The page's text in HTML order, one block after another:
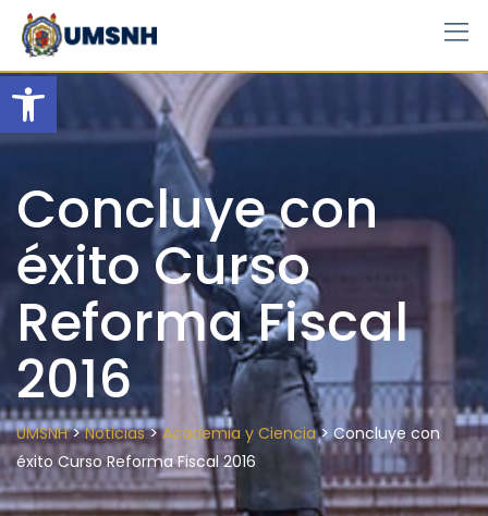
Open toolbar
Skip
content
Concluye con
éxito Curso
Reforma Fiscal
2016
UMSNH>Noticias>Academia y Ciencia>Concluye con
éxito Curso Reforma Fiscal 2016